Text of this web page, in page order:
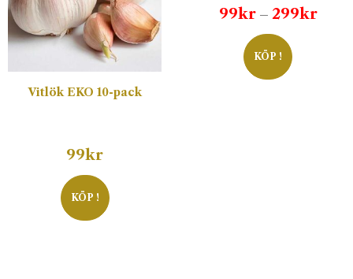
Vitlök EKO 10-pack
99kr
KÖP !
99kr – 299kr
KÖP !